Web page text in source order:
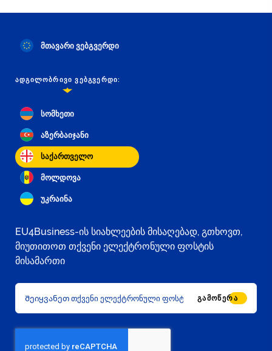
მთავარი ვებგვერდი
ᲐᲓᲒᲘᲚᲝᲑᲠᲘᲕᲘ ᲕᲔᲑᲒᲕᲔᲠᲓᲘ:
სომხეთი
აზერბაიჯანი
საქართველო
მოლდოვა
უკრაინა
EU4Business-ის სიახლეების მისაღებად, გთხოვთ,
მიუთითოთ თქვენი ელექტრონული ფოსტის
მისამართი
ᲒᲐᲛᲝᲬᲔᲠᲐ